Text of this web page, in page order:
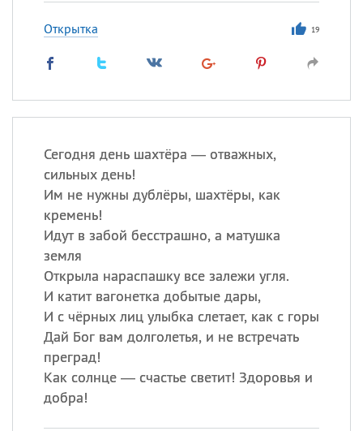
Открытка 19
Сегодня день шахтёра — отважных,
сильных день!
Им не нужны дублёры, шахтёры, как
кремень!
Идут в забой бесстрашно, а матушка
земля
Открыла нараспашку все залежи угля.
И катит вагонетка добытые дары,
И с чёрных лиц улыбка слетает, как с горы
Дай Бог вам долголетья, и не встречать
преград!
Как солнце — счастье светит! Здоровья и
добра!